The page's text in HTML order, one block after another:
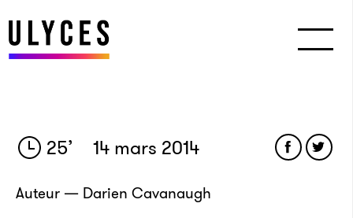
25’ 14 mars 2014
Auteur — Darien Cavanaugh